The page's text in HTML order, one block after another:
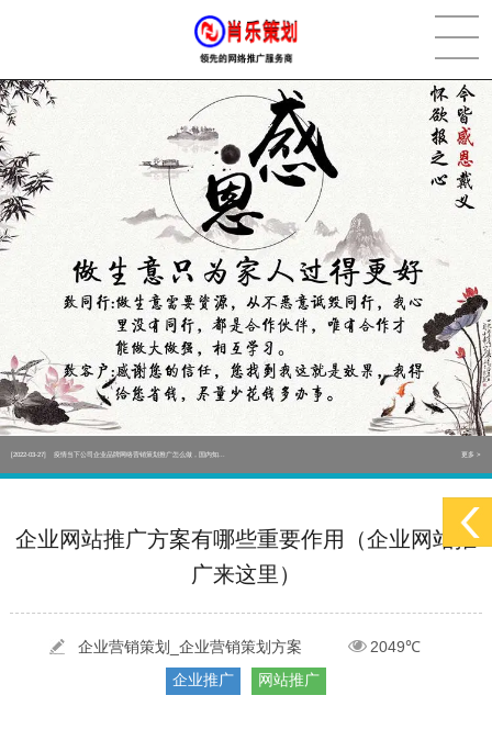
[2022-05-29] 实体门店如何做网络推广吸引客户，实体店网络营销技巧... 更多 >
[2022-05-04] 污水处理设备厂家产品如何做网络推广（污水处理项目网... 更多 >
[2022-03-27] 疫情当下公司企业品牌网络营销策划推广怎么做，国内知... 更多 >
[2022-05-29] 实体门店如何做网络推广吸引客户，实体店网络营销技巧... 更多 >
污水处理设备厂家产品如何做网络推广（污水处理项目网...
企业网站推广方案有哪些重要作用（企业网站推
广来这里）
企业营销策划_企业营销策划方案
2049℃
企业推广
网站推广